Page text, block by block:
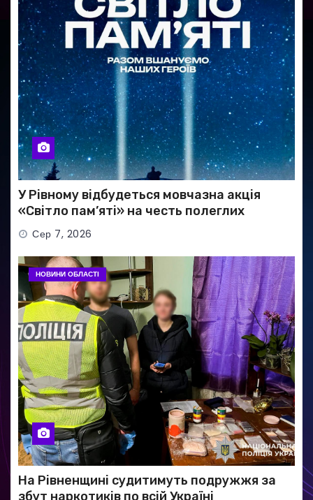
У Рівному відбудеться мовчазна акція
«Світло пам’яті» на честь полеглих
Захисників
Сер 7, 2026
НОВИНИ ОБЛАСТІ
На Рівненщині судитимуть подружжя за
збут наркотиків по всій Україні